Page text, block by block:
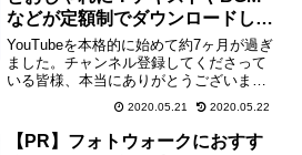
などが定額制でダウンロードし放
題のモーションエレメンツの紹
介！
YouTubeを本格的に始めて約7ヶ月が過ぎ
ました。チャンネル登録してくださって
いる皆様、本当にありがとうございま
す！マヤまだ、ご登録されていない方は
チャンネル登録よろしくお願いいたしま
す！トムチャンネル登録はこちらから動
画編集はMacのソ...
2020.05.21 2020.05.22
【PR】フォトウォークにおすす